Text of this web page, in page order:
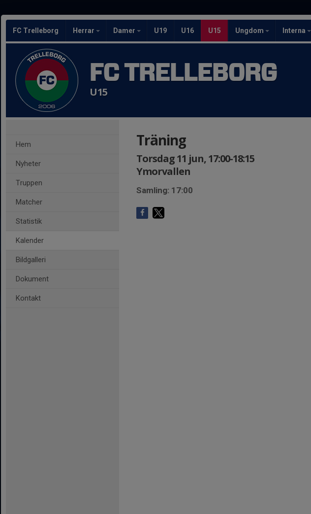
FC Trelleborg Herrar Damer U19 U16 U15 Ungdom Interna
FC TRELLEBORG
U15
Hem
Nyheter
Truppen
Matcher
Statistik
Kalender
Bildgalleri
Dokument
Kontakt
Träning
Torsdag 11 jun, 17:00-18:15
Ymorvallen
Samling: 17:00